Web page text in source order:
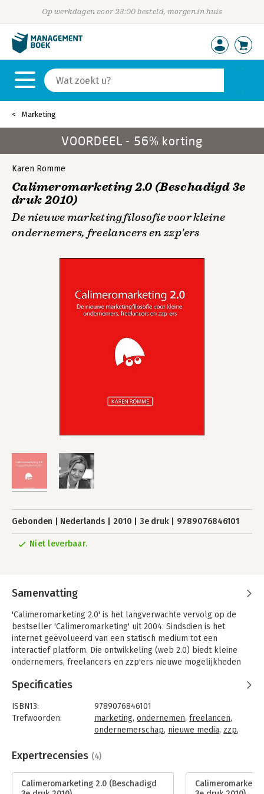
Op werkdagen voor 23:00 besteld, morgen in huis
Marketing
VOORDEEL - 56% korting
Karen Romme
Calimeromarketing 2.0 (Beschadigd 3e
druk 2010)
De nieuwe marketingfilosofie voor kleine
ondernemers, freelancers en zzp'ers
Gebonden Nederlands 2010 3e druk 9789076846101
Niet leverbaar.
Samenvatting
'Calimeromarketing 2.0' is het langverwachte vervolg op de
bestseller 'Calimeromarketing' uit 2004. Sindsdien is het
internet geëvolueerd van een statisch medium tot een
interactief platform. Die ontwikkeling (web 2.0) biedt kleine
ondernemers, freelancers en zzp'ers nieuwe mogelijkheden
Behoort u tot de ondernemers die geloven dat de strijd om de
klant de komende decennia in de digitale wereld wordt
gestreden? Dan is dit boek voor u geschreven. Ook als u zelf
nog niet zoveel hebt met internet, kan dit boek u winst
klanten er wél iets mee hebben. Door op internet optimaal
vertegenwoordigd en actief te zijn, kunt u met tijd, creativiteit
en een beperkt budget de strijd om de klant winnen van uw
grotere concurrenten.
Specificaties
ISBN13:
9789076846101
Trefwoorden:
marketing, ondernemen, freelancen,
ondernemerschap, nieuwe media, zzp,
Taal:
Nederlands
Aantal pagina's:
Uitgever:
Young in business
Expertrecensies (4)
Calimeromarketing 2.0 (Beschadigd